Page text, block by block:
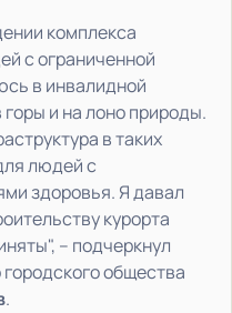
комплекса
с ограниченной
в инвалидной
и на лоно природы.
в таких
людей с
здоровья. Я давал
курорта
– подчеркнул
общества
.